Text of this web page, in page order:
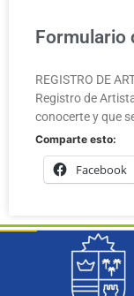
Formulario
REGISTRO DE
Registro de
conocerte y que
Comparte esto:
Facebook